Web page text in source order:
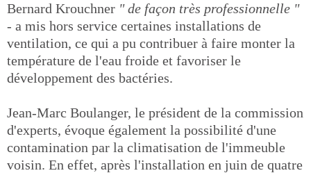
Bernard Krouchner " de façon très professionnelle "
- a mis hors service certaines installations de
ventilation, ce qui a pu contribuer à faire monter la
température de l'eau froide et favoriser le
développement des bactéries.
Jean-Marc Boulanger, le président de la commission
d'experts, évoque également la possibilité d'une
contamination par la climatisation de l'immeuble
voisin. En effet, après l'installation en juin de quatre